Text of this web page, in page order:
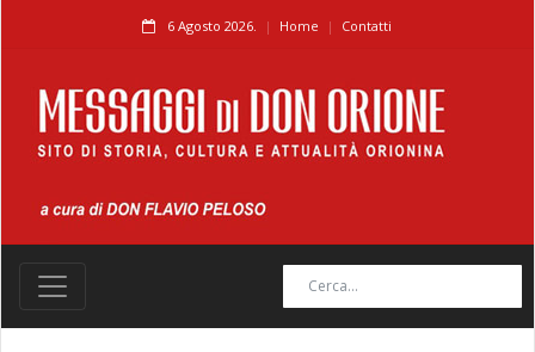
6 Agosto 2026. Home Contatti